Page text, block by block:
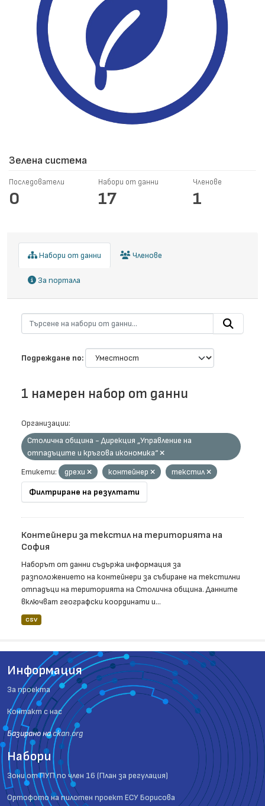
Зелена система
Последователи
0
Набори от данни
17
Членове
1
Набори от данни Членове
За портала
Подреждане по
1 намерен набор от данни
Организации:
Столична община - Дирекция „Управление на
отпадъците и кръгова икономика“
Етикети:
дрехи контейнер
текстил
Филтриране на резултати
Контейнери за текстил на територията на
София
Наборът от данни съдържа информация за
разположението на контейнери за събиране на текстилни
отпадъци на територията на Столична община. Данните
включват географски координати и...
CSV
Информация
За проекта
Контакт с нас
Базиранo наckan.org
Набори
Зони от ПУП по член 16 (План за регулация)
Ортофото на пилотен проект ЕСУ Борисова